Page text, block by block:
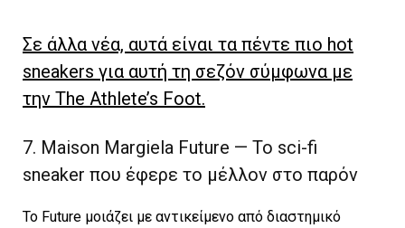
Σε άλλα νέα, αυτά είναι τα πέντε πιο hot
sneakers για αυτή τη σεζόν σύμφωνα με
την The Athlete’s Foot.
7. Maison Margiela Future — Το sci-fi
sneaker που έφερε το μέλλον στο παρόν
Το Future μοιάζει με αντικείμενο από διαστημικό